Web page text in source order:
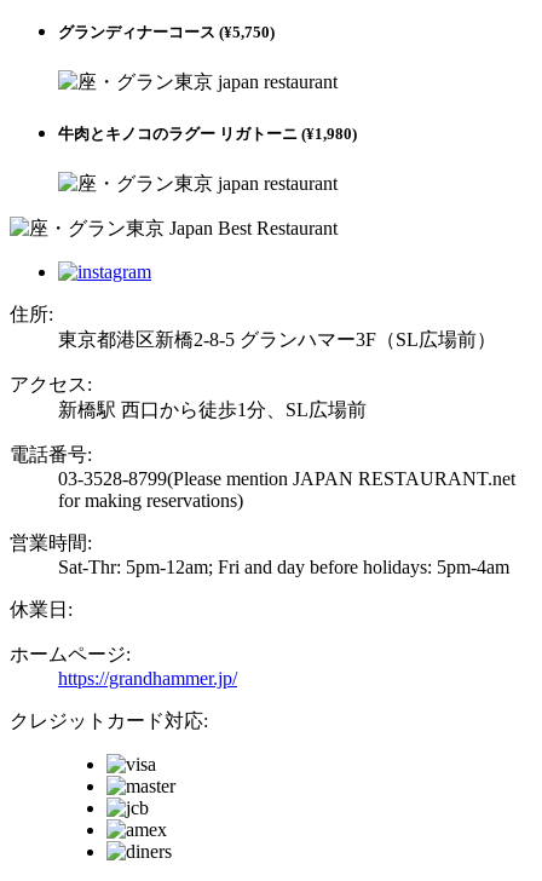
グランディナーコース (¥5,750)
牛肉とキノコのラグー リガトーニ (¥1,980)
住所:
東京都港区新橋2-8-5 グランハマー3F（SL広場前）
アクセス:
新橋駅 西口から徒歩1分、SL広場前
電話番号:
03-3528-8799(Please mention JAPAN RESTAURANT.net
for making reservations)
営業時間:
Sat-Thr: 5pm-12am; Fri and day before holidays: 5pm-4am
休業日:
ホームページ:
https://grandhammer.jp/
クレジットカード対応: